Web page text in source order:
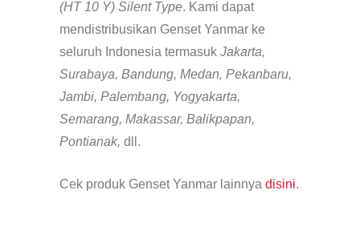
(HT 10 Y) Silent Type. Kami dapat
mendistribusikan Genset Yanmar ke
seluruh Indonesia termasuk Jakarta,
Surabaya, Bandung, Medan, Pekanbaru,
Jambi, Palembang, Yogyakarta,
Semarang, Makassar, Balikpapan,
Pontianak, dll.
Cek produk Genset Yanmar lainnya disini.